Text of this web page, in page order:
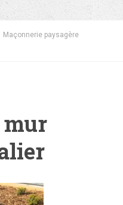
Maçonnerie paysagère